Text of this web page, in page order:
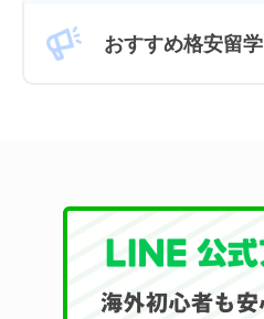
おすすめ格安留学